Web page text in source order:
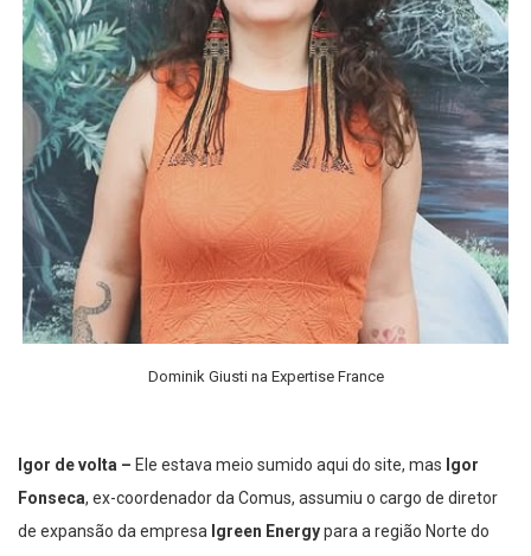
Dominik Giusti na Expertise France
Igor de volta – Ele estava meio sumido aqui do site, mas Igor
Fonseca, ex-coordenador da Comus, assumiu o cargo de diretor
de expansão da empresa Igreen Energypara a região Norte do